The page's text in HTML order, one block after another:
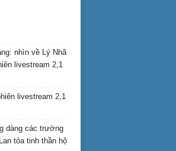
nhìn về Lý Nhã
livestream 2,1
livestream 2,1
dàng các trường
tỏa tinh thần hộ